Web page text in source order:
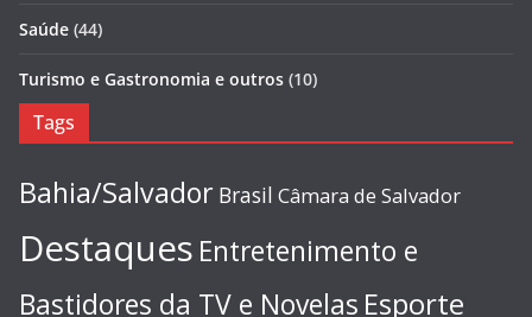
Saúde (44)
Turismo e Gastronomia e outros (10)
Tags
Bahia/Salvador Brasil Câmara de Salvador
Destaques Entretenimento e
Bastidores da TV e Novelas Esporte